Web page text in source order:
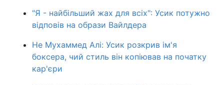
"Я - найбільший жах для всіх": Усик потужно
відповів на образи Вайлдера
Не Мухаммед Алі: Усик розкрив ім'я
боксера, чий стиль він копіював на початку
кар'єри